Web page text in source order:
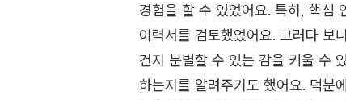
경험을 할 수 있었어요. 특히, 핵심
이력서를 검토했었어요. 그러다 보
건지 분별할 수 있는 감을 키울 수
하는지를 알려주기도 했어요. 덕분